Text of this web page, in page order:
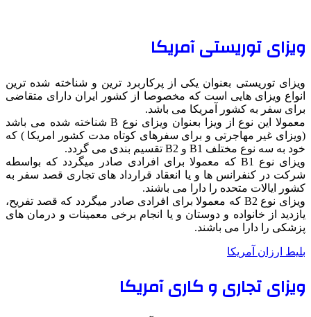
ویزای توریستی آمریکا
ویزای توریستی بعنوان یکی از پرکاربرد ترین و شناخته شده ترین
انواع ویزای هایی است که مخصوصا از کشور ایران دارای متقاضی
برای سفر به کشور آمریکا می باشد.
معمولا این نوع از ویزا بعنوان ویزای نوع B شناخته شده می باشد
(ویزای غیر مهاجرتی و برای سفرهای کوتاه مدت کشور امریکا ) که
خود به سه نوع مختلف B1 و B2 تقسیم بندی می گردد.
ویزای نوع B1 که معمولا برای افرادی صادر میگردد که بواسطه
شرکت در کنفرانس ها و یا انعقاد قرارداد های تجاری قصد سفر به
کشور ایالات متحده را دارا می باشند.
ویزای نوع B2 که معمولا برای افرادی صادر میگردد که قصد تفریح،
یازدید از خانواده و دوستان و یا انجام برخی معمینات و درمان های
پزشکی را دارا می باشند.
بلیط ارزان آمریکا
ویزای تجاری و کاری آمریکا